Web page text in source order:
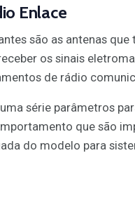
Enlace
são as antenas que
os sinais
de rádio
série parâmetros
que são
do modelo para